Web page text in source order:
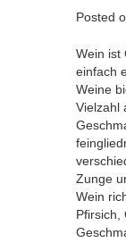
Posted
Wein ist
einfach
Weine
Vielzahl
Zunge
Wein
Pfirsich,